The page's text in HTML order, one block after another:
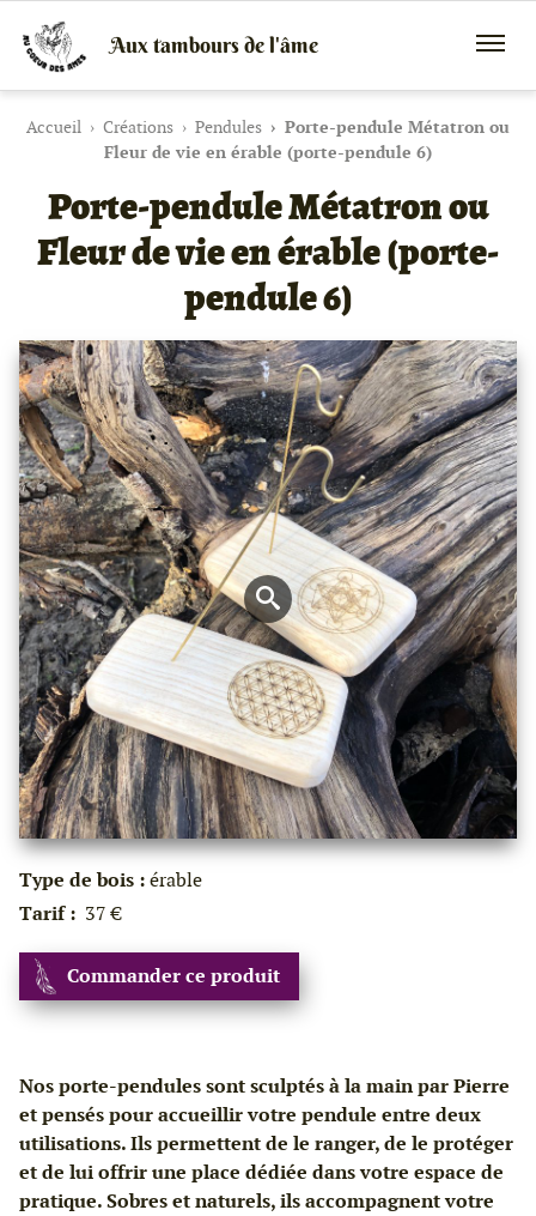
Aux tambours de l'âme
de
chamaniques,
de
peaux
et
bois
et
peintures
canalisées,
soins
énergétiques,
stages
Accueil Créations Pendules
Porte-pendule Métatron ou
Fleur de vie en érable (porte-pendule 6)
Porte-pendule Métatron ou
Fleur de vie en érable (porte-
pendule 6)
Type de bois :érable
Tarif : 37 €
Commander ce produit
Nos porte-pendules sont sculptés à la main par Pierre
et pensés pour accueillir votre pendule entre deux
utilisations. Ils permettent de le ranger, de le protéger
et de lui offrir une place dédiée dans votre espace de
pratique. Sobres et naturels, ils accompagnent votre